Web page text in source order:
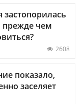
прежде чем
2608
показало,
заселяет